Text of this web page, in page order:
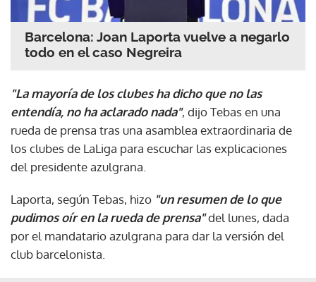
Barcelona: Joan Laporta vuelve a negarlo
todo en el caso Negreira
"La mayoría de los clubes ha dicho que no las
entendía, no ha aclarado nada", dijo Tebas en una
rueda de prensa tras una asamblea extraordinaria de
los clubes de LaLiga para escuchar las explicaciones
del presidente azulgrana.
Laporta, según Tebas, hizo "un resumen de lo que
pudimos oír en la rueda de prensa"del lunes, dada
por el mandatario azulgrana para dar la versión del
club barcelonista.